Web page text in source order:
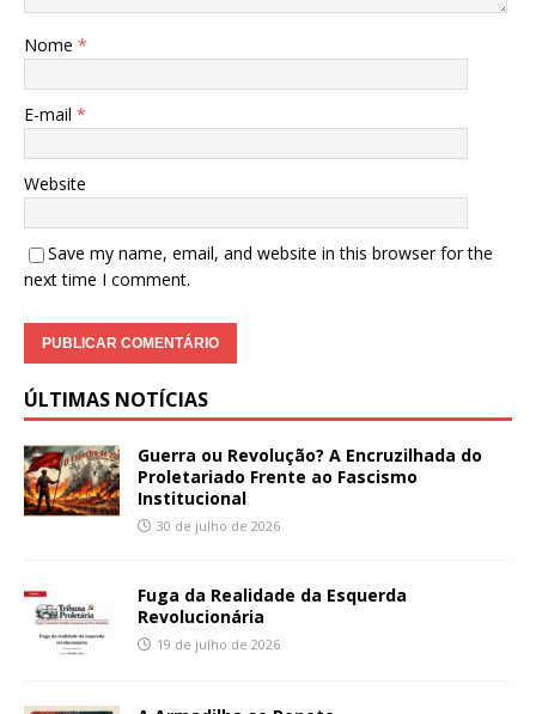
Nome *
E-mail *
Website
Save my name, email, and website in this browser for the
next time I comment.
ÚLTIMAS NOTÍCIAS
Guerra ou Revolução? A Encruzilhada do
Proletariado Frente ao Fascismo
Institucional
30 de julho de 2026
Fuga da Realidade da Esquerda
Revolucionária
19 de julho de 2026